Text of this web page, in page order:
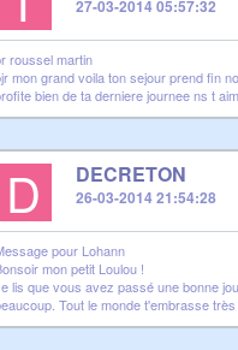
27-03-2014 05:57:32
roussel martin
mon grand voila ton sejour prend fin
bien de ta derniere journee ns t
D DECRETON
26-03-2014 21:54:28
pour Lohann
mon petit Loulou !
lis que vous avez passé une bonne
Tout le monde t'embrasse